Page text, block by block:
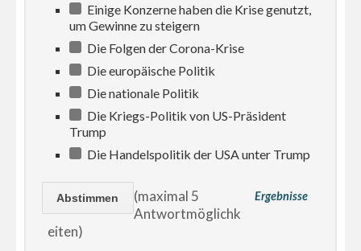
Einige Konzerne haben die Krise genutzt,
um Gewinne zu steigern
Die Folgen der Corona-Krise
Die europäische Politik
Die nationale Politik
Die Kriegs-Politik von US-Präsident
Trump
Die Handelspolitik der USA unter Trump
Ergebnisse
(maximal 5
Antwortmöglichk
eiten)